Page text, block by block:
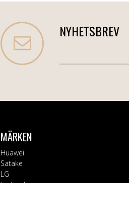
NYHETSBREV
MÄRKEN
Huawei
Satake
LG
testsynk